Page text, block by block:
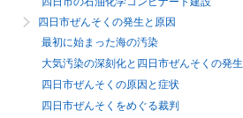
四日市ぜんそくの発生と原因
最初に始まった海の汚染
大気汚染の深刻化と四日市ぜんそくの発生
四日市ぜんそくの原因と症状
四日市ぜんそくをめぐる裁判